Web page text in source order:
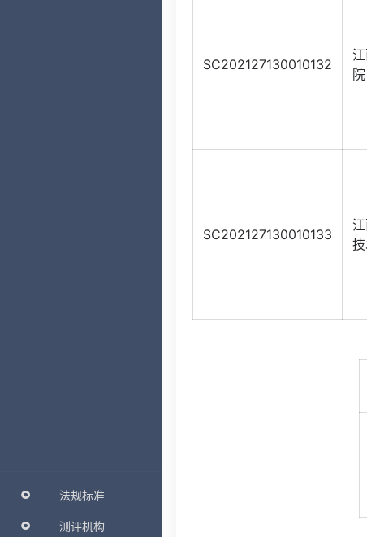
法规标准
测评机构
SC202127130010132
院
SC202127130010133